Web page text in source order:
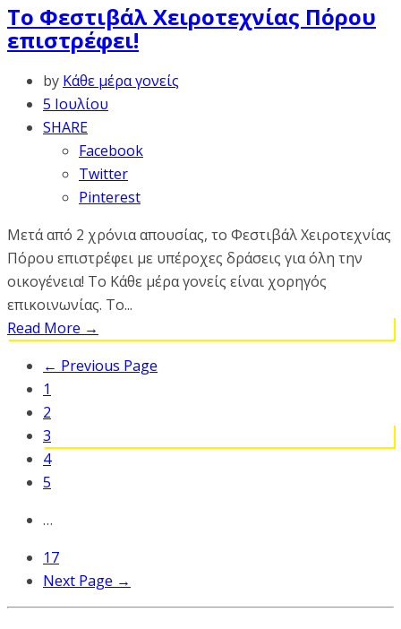
Το Φεστιβάλ Χειροτεχνίας Πόρου
επιστρέφει!
by Κάθε μέρα γονείς
5 Ιουλίου
SHARE
Facebook
Twitter
Pinterest
Μετά από 2 χρόνια απουσίας, το Φεστιβάλ Χειροτεχνίας
Πόρου επιστρέφει με υπέροχες δράσεις για όλη την
οικογένεια! Το Κάθε μέρα γονείς είναι χορηγός
επικοινωνίας. Το...
Read More →
← Previous Page
1
2
3
4
5
…
17
Next Page →